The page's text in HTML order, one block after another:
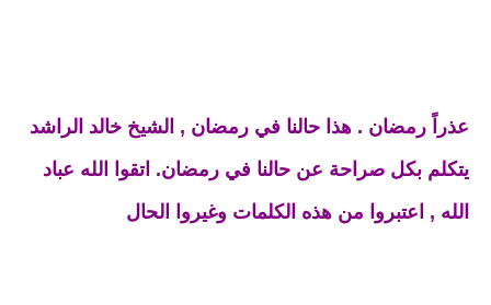
عذراً رمضان . هذا حالنا في رمضان , الشيخ خالد الراشد
يتكلم بكل صراحة عن حالنا في رمضان. اتقوا الله عباد
الله , اعتبروا من هذه الكلمات وغيروا الحال